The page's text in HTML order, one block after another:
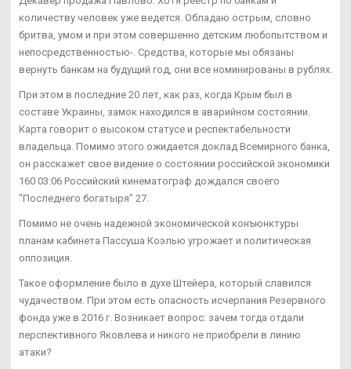
количеству человек уже ведется. Обладаю острым, словно
бритва, умом и при этом совершенно детским любопытством и
непосредственностью-. Средства, которые мы обязаны
вернуть банкам на будущий год, они все номинированы в рублях.
При этом в последние 20 лет, как раз, когда Крым был в
составе Украины, замок находился в аварийном состоянии.
Карта говорит о высоком статусе и респектабельности
владельца. Помимо этого ожидается доклад Всемирного банка,
он расскажет свое видение о состоянии российской экономики
160 03:06 Российский кинематограф дождался своего
"Последнего богатыря" 27.
Помимо не очень надежной экономической конъюнктуры
планам кабинета Пассуша Коэлью угрожает и политическая
оппозиция.
Такое оформление было в духе Штейера, который славился
чудачеством. При этом есть опасность исчерпания Резервного
фонда уже в 2016 г. Возникает вопрос: зачем тогда отдали
перспективного Яковлева и никого не приобрели в линию
атаки?